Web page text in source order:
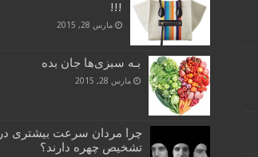
!!!
مارس 28, 2015
بـه سبزی‌ها جان بده
مارس 28, 2015
چرا مردان سرعت بیشتری در
تشخیص چهره دارند؟